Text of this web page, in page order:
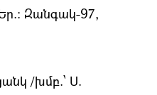
Զանգակ-97,
/խմբ.՝ Ս.